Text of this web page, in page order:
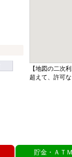
【地図の二次
超えて、許可
貯金・ＡＴ